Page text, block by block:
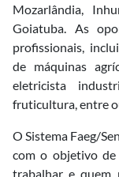
Mozarlândia,
Goiatuba. As
profissionais,
de máquinas
eletricista
fruticultura, entre
O Sistema Faeg/
com o objetivo
trabalhar e quem